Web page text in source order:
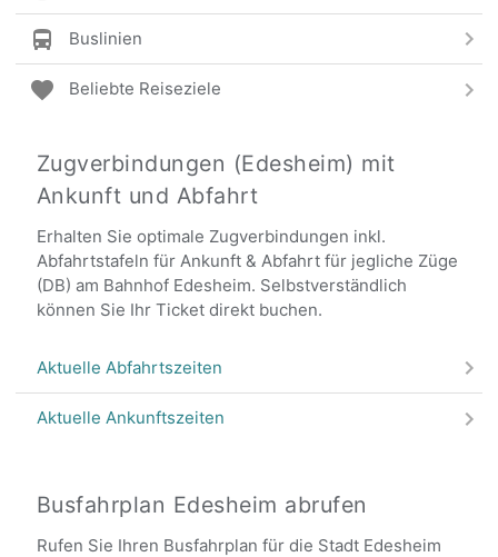
Buslinien
Beliebte Reiseziele
Zugverbindungen (Edesheim) mit
Ankunft und Abfahrt
Erhalten Sie optimale Zugverbindungen inkl.
Abfahrtstafeln für Ankunft & Abfahrt für jegliche Züge
(DB) am Bahnhof Edesheim. Selbstverständlich
können Sie Ihr Ticket direkt buchen.
Aktuelle Abfahrtszeiten
Aktuelle Ankunftszeiten
Busfahrplan Edesheim abrufen
Rufen Sie Ihren Busfahrplan für die Stadt Edesheim